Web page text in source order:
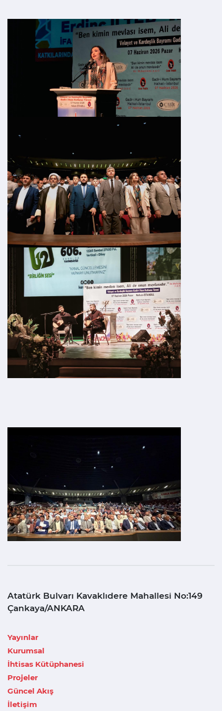
Atatürk Bulvarı Kavaklıdere Mahallesi No:149
Çankaya/ANKARA
Yayınlar
Kurumsal
İhtisas Kütüphanesi
Projeler
Güncel Akış
İletişim